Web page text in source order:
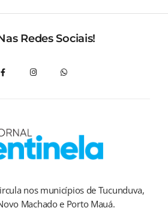
Redes Sociais!
nos municípios de Tucunduva,
Machado e Porto Mauá.